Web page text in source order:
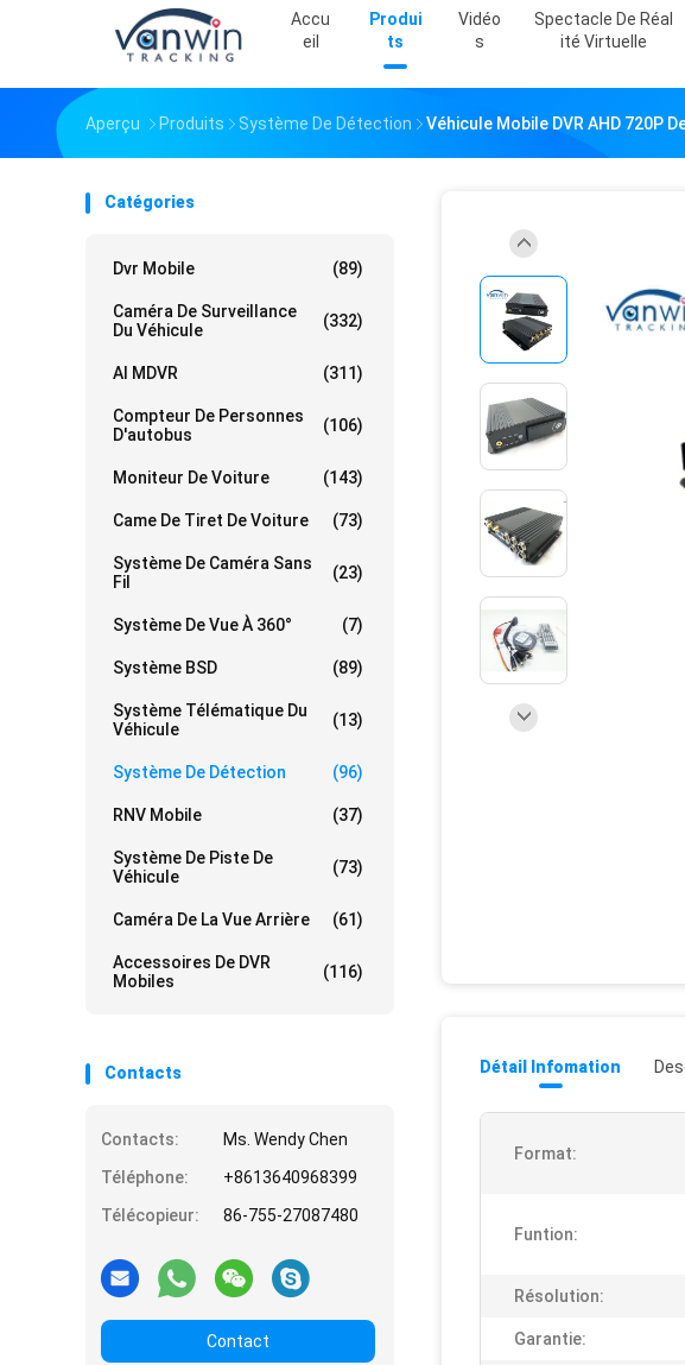
Accu
Eil
Produi
Ts
Vidéo
S
Spectacle De Réal
Ité Virtuelle
Aperçu Produits Système De Détection Véhicule Mobile DVR AHD 720P
Catégories
Dvr Mobile (89)
Caméra De Surveillance
Du Véhicule
(332)
AI MDVR (311)
Compteur De Personnes
D'autobus
(106)
Moniteur De Voiture (143)
Came De Tiret De Voiture (73)
Système De Caméra Sans
Fil
(23)
Système De Vue À 360° (7)
Système BSD (89)
Système Télématique Du
Véhicule
(13)
Système De Détection (96)
RNV Mobile (37)
Système De Piste De
Véhicule
(73)
Caméra De La Vue Arrière (61)
Accessoires De DVR
Mobiles
(116)
Contacts
Contacts:
Ms. Wendy Chen
Téléphone:
+8613640968399
Télécopieur:
86-755-27087480
Contact
Détail Infomation
Format:
Funtion:
Résolution:
Garantie: